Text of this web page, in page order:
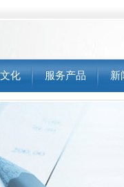
化 服务产品 新